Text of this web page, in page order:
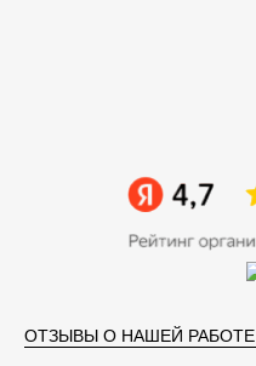
ОТЗЫВЫ О НАШЕЙ РАБОТЕ